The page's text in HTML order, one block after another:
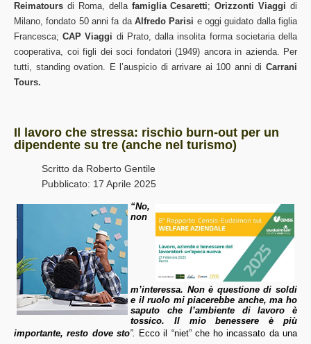
Reimatours di Roma, della famiglia Cesaretti;Orizzonti Viaggi di
Milano, fondato 50 anni fa da Alfredo Parisi e oggi guidato dalla figlia
Francesca;CAP Viaggi di Prato, dalla insolita forma societaria della
cooperativa, coi figli dei soci fondatori (1949) ancora in azienda. Per
tutti, standing ovation. E l’auspicio di arrivare ai 100 anni di Carrani
Tours.
Il lavoro che stressa: rischio burn-out per un
dipendente su tre (anche nel turismo)
Scritto da Roberto Gentile
Pubblicato: 17 Aprile 2025
“No,
non
m’interessa. Non è questione di soldi
e il ruolo mi piacerebbe anche, ma ho
saputo che l’ambiente di lavoro è
tossico. Il mio benessere è più
importante, resto dove sto”. Ecco il “niet” che ho incassato da una